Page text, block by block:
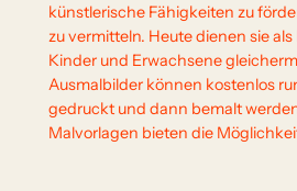
künstlerische Fähigkeiten zu
zu vermitteln. Heute dienen sie
Kinder und Erwachsene
Ausmalbilder können kostenlos
gedruckt und dann bemalt
Malvorlagen bieten die